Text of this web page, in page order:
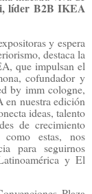
líder B2B IKEA
y espera
destaca la
que impulsan el
cofundador y
by imm cologne,
en nuestra edición
ideas, talento
de crecimiento
como estas, nos
para seguirnos
y El